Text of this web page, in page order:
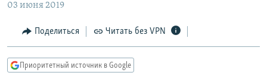
Вернутся
Вернутся
МНЕНИЯ
КУЛЬТУРА
КАВКАЗ.РЕАЛИИ
03 июня 2019
Поделиться Читать без VPN
Приоритетный источник в Google